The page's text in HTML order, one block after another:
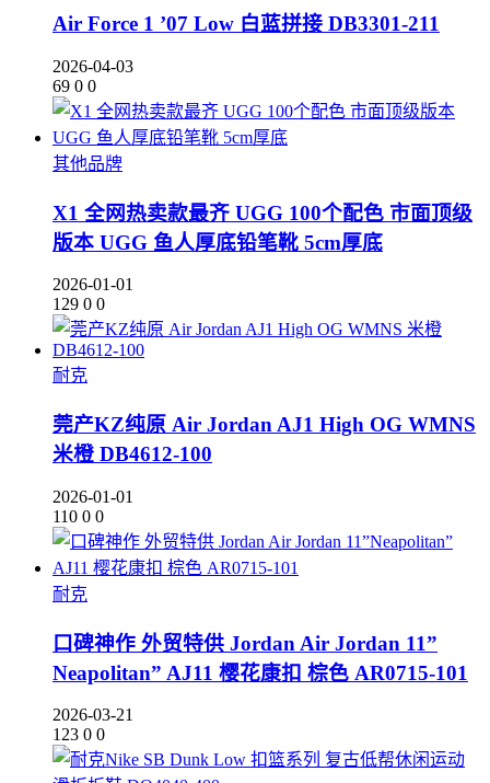
Air Force 1 ’07 Low 白蓝拼接 DB3301-211
2026-04-03
69 0 0
其他品牌
X1 全网热卖款最齐 UGG 100个配色 市面顶级
版本 UGG 鱼人厚底铅笔靴 5cm厚底
2026-01-01
129 0 0
耐克
莞产KZ纯原 Air Jordan AJ1 High OG WMNS
米橙 DB4612-100
2026-01-01
110 0 0
耐克
口碑神作 外贸特供 Jordan Air Jordan 11”
Neapolitan” AJ11 樱花康扣 棕色 AR0715-101
2026-03-21
123 0 0